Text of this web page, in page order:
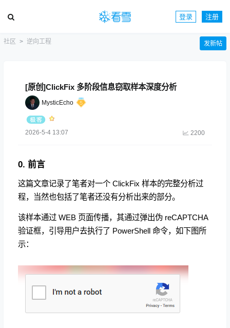
登录 注册
社区 逆向工程 发新帖
[原创]ClickFix 多阶段信息窃取样本深度分析
MysticEcho
2026-5-4 13:07 2200
0. 前言
这篇文章记录了笔者对一个 ClickFix 样本的完整分析过
程，当然也包括了笔者还没有分析出来的部分。
该样本通过 WEB 页面传播，其通过弹出伪 reCAPTCHA
验证框，引导用户去执行了 PowerShell 命令，如下图所
示：